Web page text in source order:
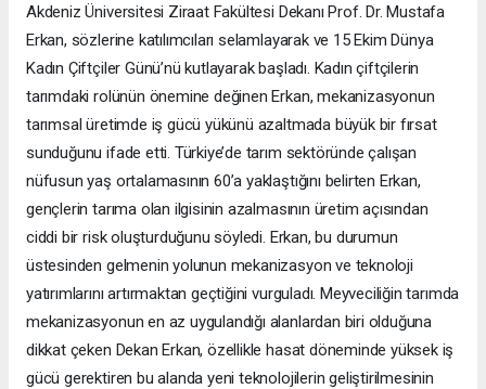
Akdeniz Üniversitesi Ziraat Fakültesi Dekanı Prof. Dr. Mustafa
Erkan, sözlerine katılımcıları selamlayarak ve 15 Ekim Dünya
Kadın Çiftçiler Günü’nü kutlayarak başladı. Kadın çiftçilerin
tarımdaki rolünün önemine değinen Erkan, mekanizasyonun
tarımsal üretimde iş gücü yükünü azaltmada büyük bir fırsat
sunduğunu ifade etti. Türkiye’de tarım sektöründe çalışan
nüfusun yaş ortalamasının 60’a yaklaştığını belirten Erkan,
gençlerin tarıma olan ilgisinin azalmasının üretim açısından
ciddi bir risk oluşturduğunu söyledi. Erkan, bu durumun
üstesinden gelmenin yolunun mekanizasyon ve teknoloji
yatırımlarını artırmaktan geçtiğini vurguladı. Meyveciliğin tarımda
mekanizasyonun en az uygulandığı alanlardan biri olduğuna
dikkat çeken Dekan Erkan, özellikle hasat döneminde yüksek iş
gücü gerektiren bu alanda yeni teknolojilerin geliştirilmesinin